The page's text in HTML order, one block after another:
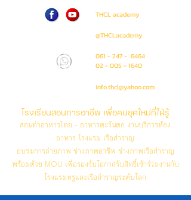
THCL academy
@THCLacademy
061 - 247 - 6464
02 - 005 - 1640
info.thcl@yahoo.com
โรงเรียนสอนการอาชีพ เพื่อคนยุคใหม่ที่ใฝ่รู้
สอนทำอาหารไทย - อาหารตะวันตก งานบริการห้อง
อาหาร โรงแรม เรือสำราญ
อบรมการถ่ายภาพ ช่างภาพอาชีพ ช่างภาพเรือสำราญ
พร้อมด้วย MOU เพื่อรองรับโอกาสรับสิทธิ์เข้าร่วมงานกับ
โรงแรมหรูและเรือสำราญระดับโลก